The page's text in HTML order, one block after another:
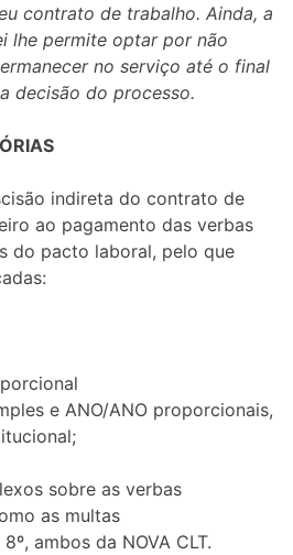
contrato de trabalho. Ainda, a
lhe permite optar por não
no serviço até o final
decisão do processo.
indireta do contrato de
ao pagamento das verbas
do pacto laboral, pelo que
e ANO/ANO proporcionais,
sobre as verbas
as multas
ambos da NOVA CLT.